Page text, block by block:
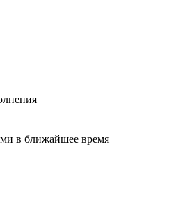
в ближайшее время